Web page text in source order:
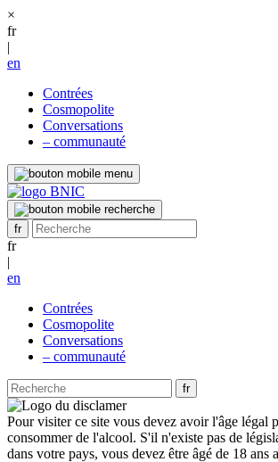
×
fr
|
en
Contrées
Cosmopolite
Conversations
– communauté
fr
|
en
Contrées
Cosmopolite
Conversations
– communauté
Pour visiter ce site vous devez avoir l'âge légal
consommer de l'alcool. S'il n'existe pas de
dans votre pays, vous devez être âgé de 18 ans